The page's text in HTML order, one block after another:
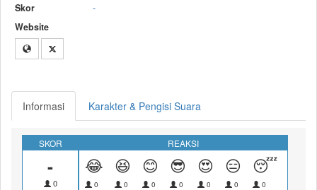
Skor
-
Website
Informasi Karakter & Pengisi Suara
SKOR
-
0
REAKSI
😂
0
😆
0
😊
0
😎
0
😍
0
😑
0
😴
0